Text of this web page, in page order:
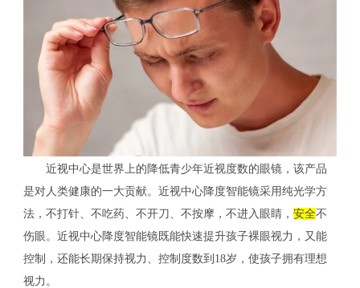
近视中心是世界上的降低青少年近视度数的眼镜，该产品
是对人类健康的一大贡献。近视中心降度智能镜采用纯光学方
法，不打针、不吃药、不开刀、不按摩，不进入眼睛， 安全不
伤眼。近视中心降度智能镜既能快速提升孩子裸眼视力，又能
控制，还能长期保持视力、控制度数到18岁，使孩子拥有理想
视力。